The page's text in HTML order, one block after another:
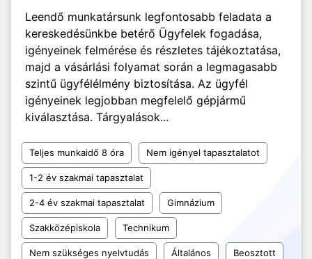
Leendő munkatársunk legfontosabb feladata a
kereskedésünkbe betérő Ügyfelek fogadása,
igényeinek felmérése és részletes tájékoztatása,
majd a vásárlási folyamat során a legmagasabb
szintű ügyfélélmény biztosítása. Az ügyfél
igényeinek legjobban megfelelő gépjármű
kiválasztása. Tárgyalások...
Teljes munkaidő 8 óra Nem igényel tapasztalatot
1-2 év szakmai tapasztalat
2-4 év szakmai tapasztalat Gimnázium
Szakközépiskola Technikum
Nem szükséges nyelvtudás Általános Beosztott